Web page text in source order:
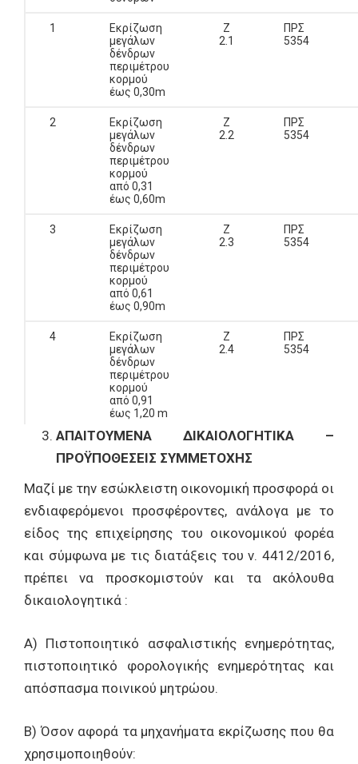
1
Εκρίζωση
μεγάλων
δένδρων
περιμέτρου
κορμού
έως 0,30m
Ζ
2.1
ΠΡΣ
5354
2
Εκρίζωση
μεγάλων
δένδρων
περιμέτρου
κορμού
από 0,31
έως 0,60m
Ζ
2.2
ΠΡΣ
5354
3
Εκρίζωση
μεγάλων
δένδρων
περιμέτρου
κορμού
από 0,61
έως 0,90m
Ζ
2.3
ΠΡΣ
5354
4
Εκρίζωση
μεγάλων
δένδρων
περιμέτρου
κορμού
από 0,91
έως 1,20 m
Ζ
2.4
ΠΡΣ
5354
5
Εκρίζωση
μεγάλων
περιμέτρου
κορμού
από 1,21
έως 1,50 m
Ζ
2.5
ΠΡΣ
6
Εκρίζωση
μεγάλων
δένδρων
περιμέτρου
κορμού
Ζ
2.6
ΠΡΣ
5354
ΑΠΑΙΤΟΥΜΕΝΑ ΔΙΚΑΙΟΛΟΓΗΤΙΚΑ –
ΠΡΟΫΠΟΘΕΣΕΙΣ ΣΥΜΜΕΤΟΧΗΣ
Μαζί με την εσώκλειστη οικονομική προσφορά οι
ενδιαφερόμενοι προσφέροντες, ανάλογα με το
είδος της επιχείρησης του οικονομικού φορέα
και σύμφωνα με τις διατάξεις του ν. 4412/2016,
πρέπει να προσκομιστούν και τα ακόλουθα
δικαιολογητικά :
Α) Πιστοποιητικό ασφαλιστικής ενημερότητας,
πιστοποιητικό φορολογικής ενημερότητας και
απόσπασμα ποινικού μητρώου.
Β) Όσον αφορά τα μηχανήματα εκρίζωσης που θα
χρησιμοποιηθούν: